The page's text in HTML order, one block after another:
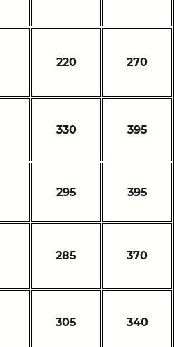
220 270
330 395
295 395
285 370
305 340